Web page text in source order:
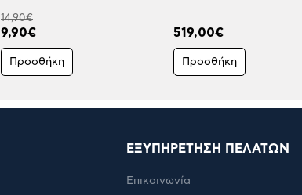
14,90€
9,90€
Προσθήκη
519,00€
Προσθήκη
ΕΞΥΠΗΡΕΤΗΣΗ ΠΕΛΑΤΩΝ
Επικοινωνία